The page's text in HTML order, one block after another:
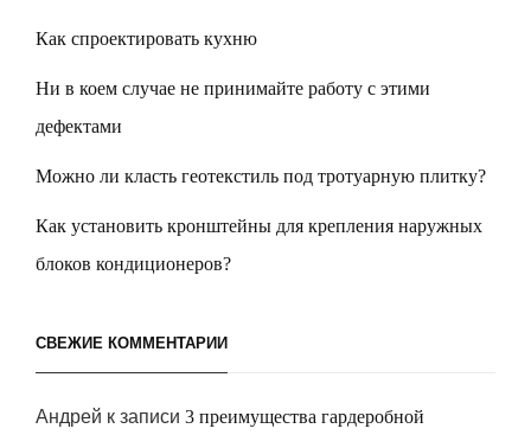
Как спроектировать кухню
Ни в коем случае не принимайте работу с этими
дефектами
Можно ли класть геотекстиль под тротуарную плитку?
Как установить кронштейны для крепления наружных
блоков кондиционеров?
СВЕЖИЕ КОММЕНТАРИИ
Андрей к записи 3 преимущества гардеробной